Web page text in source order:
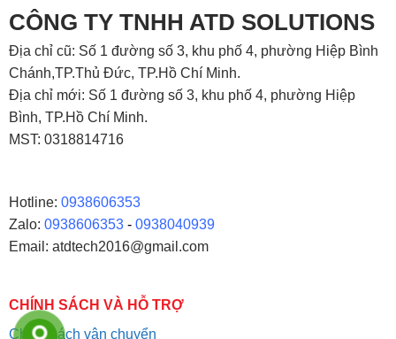
CÔNG TY TNHH ATD SOLUTIONS
Địa chỉ cũ: Số 1 đường số 3, khu phố 4, phường Hiệp Bình
Chánh,TP.Thủ Đức, TP.Hồ Chí Minh.
Địa chỉ mới: Số 1 đường số 3, khu phố 4, phường Hiệp
Bình, TP.Hồ Chí Minh.
MST: 0318814716
Hotline: 0938606353
Zalo: 0938606353 -0938040939
Email: atdtech2016@gmail.com
CHÍNH SÁCH VÀ HỖ TRỢ
Chính sách vận chuyển